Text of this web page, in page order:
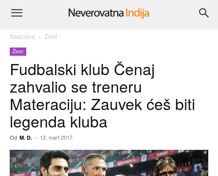
Naslovna Život
Život
Fudbalski klub Čenaj
zahvalio se treneru
Materaciju: Zauvek ćeš biti
legenda kluba
Od M. D. - 12. mart 2017.